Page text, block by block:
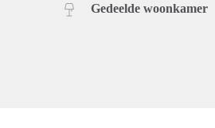
Gedeelde woonkamer